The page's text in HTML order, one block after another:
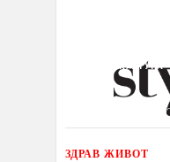
КУЛТУРА
ИЗЛОГ
ЗДРАВ ЖИВОТ